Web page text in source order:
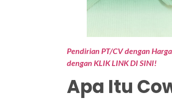
Pendirian PT/CV dengan
dengan KLIK LINK DI SINI!
Apa Itu